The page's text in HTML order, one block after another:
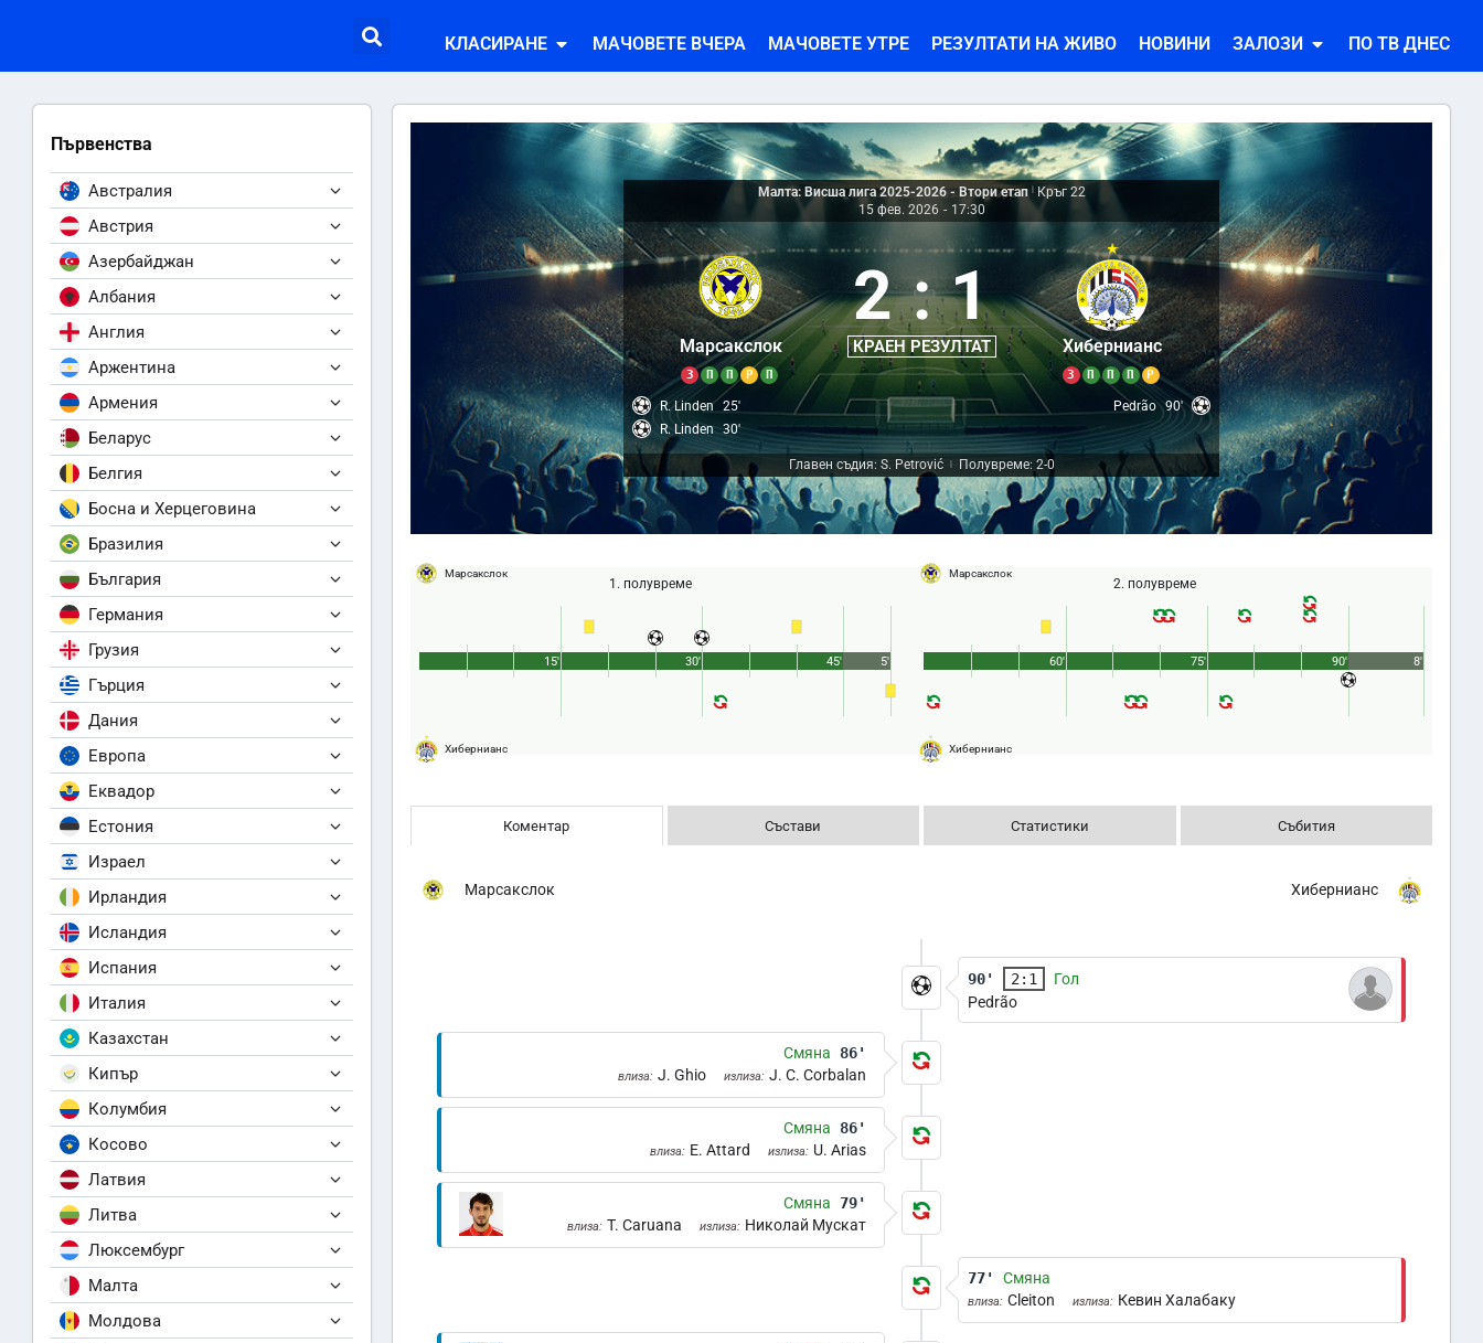
КЛАСИРАНЕ МАЧОВЕТЕ ВЧЕРА МАЧОВЕТЕ УТРЕ РЕЗУЛТАТИ НА ЖИВО НОВИНИ ЗАЛОЗИ ПО ТВ ДНЕС
Първенства
Австралия
Австрия
Азербайджан
Албания
Англия
Аржентина
Армения
Беларус
Белгия
Босна и Херцеговина
Бразилия
България
Германия
Грузия
Гърция
Дания
Европа
Еквадор
Естония
Израел
Ирландия
Исландия
Испания
Италия
Казахстан
Кипър
Колумбия
Косово
Латвия
Литва
Люксембург
Малта
Молдова
Малта: Висша лига 2025-2026 - Втори етап
Кръг 22
15 фев. 2026 - 17:30
Марсакслок
З П П Р П
2 : 1
КРАЕН РЕЗУЛТАТ Хибернианс
З П П П Р
R. Linden 25'
R. Linden 30'
Pedrão 90'
Главен съдия: S. Petrović Полувреме: 2-0
Марсакслок
1. полувреме
Хибернианс
45'
15' 30' 5'
Марсакслок
2. полувреме
Хибернианс
90'
60' 75' 8'
Коментар Състави Статистики Събития
Марсакслок Хибернианс
90' 2:1
Гол
Pedrão
Смяна 86'
влиза: J. Ghio излиза: J. C. Corbalan
Смяна 86'
влиза: E. Attard излиза: U. Arias
Смяна 79'
влиза: T. Caruana излиза: Николай Мускат
77' Смяна
влиза: Cleiton излиза: Кевин Халабаку